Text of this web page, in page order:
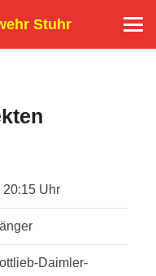
Stuhr
Uhr
Daimler-